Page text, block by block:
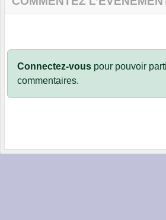
Connectez-vous pour pouvoir
commentaires.